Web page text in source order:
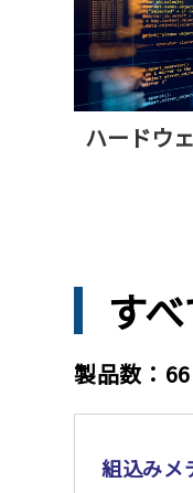
ハードウ
す
製品数：66
組込み